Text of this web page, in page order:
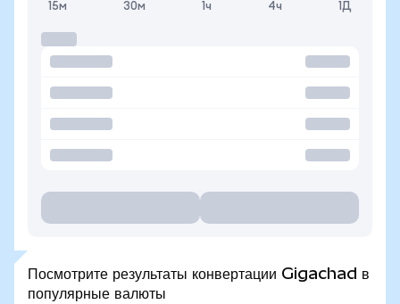
15м 30м 1ч 4ч 1Д
Посмотрите результаты конвертации Gigachad в
популярные валюты